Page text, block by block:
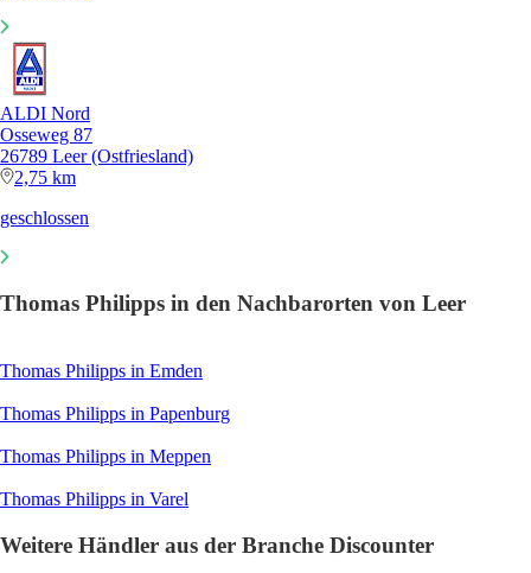
ALDI Nord
Osseweg 87
26789 Leer (Ostfriesland)
2,75 km
geschlossen
Thomas Philipps in den Nachbarorten von Leer
Thomas Philipps in Emden
Thomas Philipps in Papenburg
Thomas Philipps in Meppen
Thomas Philipps in Varel
Weitere Händler aus der Branche Discounter